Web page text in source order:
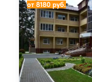
от 8180 руб.